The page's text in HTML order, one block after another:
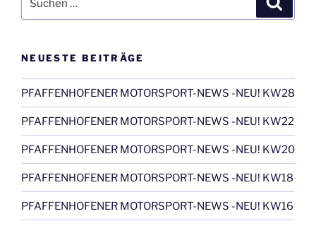
nach:
NEUESTE BEITRÄGE
PFAFFENHOFENER MOTORSPORT-NEWS -NEU! KW28
PFAFFENHOFENER MOTORSPORT-NEWS -NEU! KW22
PFAFFENHOFENER MOTORSPORT-NEWS -NEU! KW20
PFAFFENHOFENER MOTORSPORT-NEWS -NEU! KW18
PFAFFENHOFENER MOTORSPORT-NEWS -NEU! KW16